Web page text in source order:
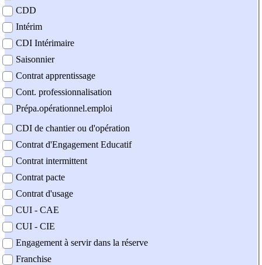
CDD
Intérim
CDI Intérimaire
Saisonnier
Contrat apprentissage
Cont. professionnalisation
Prépa.opérationnel.emploi
CDI de chantier ou d'opération
Contrat d'Engagement Educatif
Contrat intermittent
Contrat pacte
Contrat d'usage
CUI - CAE
CUI - CIE
Engagement à servir dans la réserve
Franchise